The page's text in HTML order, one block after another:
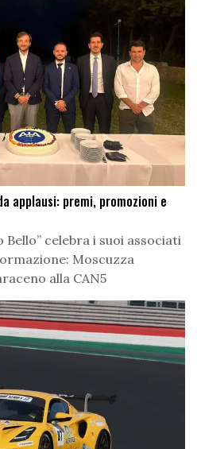
applausi: premi, promozioni e
Bello” celebra i suoi associati
Moscuzza
alla CAN5